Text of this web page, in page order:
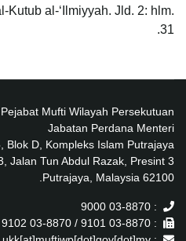
Kutub al-‘Ilmiyyah. Jld. 2: hlm.
31.
Pejabat Mufti Wilayah Persekutuan
Jabatan Perdana Menteri
Blok D, Kompleks Islam Putrajaya
Jalan Tun Abdul Razak, Presint 3
62100 Putrajaya, Malaysia.
: 03-8870 9000
: 03-8870 9101 / 03-8870 9102